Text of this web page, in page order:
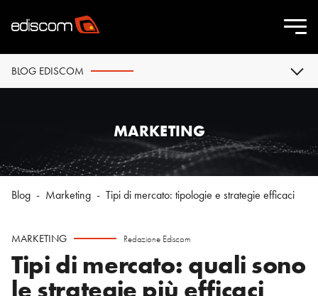
BLOG EDISCOM
MARKETING
Blog - Marketing - Tipi di mercato: tipologie e strategie efficaci
MARKETING Redazione Ediscom
Tipi di mercato: quali sono